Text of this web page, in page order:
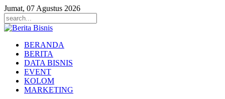
Jumat, 07 Agustus 2026
BERANDA
BERITA
DATA BISNIS
EVENT
KOLOM
MARKETING